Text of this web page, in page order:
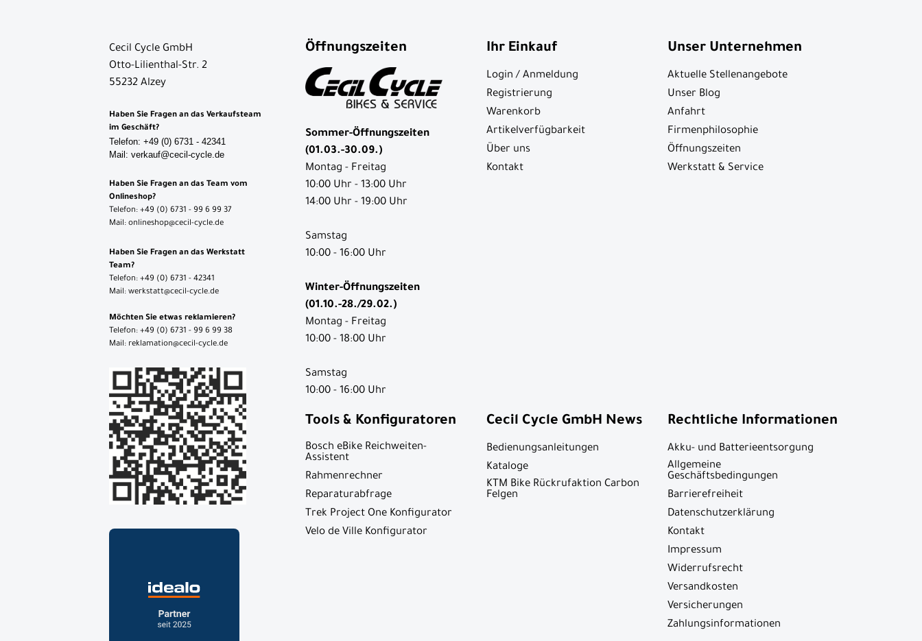
Cecil Cycle GmbH
Otto-Lilienthal-Str. 2
55232 Alzey
Haben Sie Fragen an das Verkaufsteam
im Geschäft?
Telefon: +49 (0) 6731 - 42341
Mail: verkauf@cecil-cycle.de
Haben Sie Fragen an das Team vom
Onlineshop?
Telefon: +49 (0) 6731 - 99 6 99 37
Mail: onlineshop@cecil-cycle.de
Haben Sie Fragen an das Werkstatt
Team?
Telefon: +49 (0) 6731 - 42341
Mail: werkstatt@cecil-cycle.de
Möchten Sie etwas reklamieren?
Telefon: +49 (0) 6731 - 99 6 99 38
Mail: reklamation@cecil-cycle.de
Öffnungszeiten
Sommer-Öffnungszeiten
(01.03.-30.09.)
Montag - Freitag
10:00 Uhr - 13:00 Uhr
14:00 Uhr - 19:00 Uhr
Samstag
10:00 - 16:00 Uhr
Winter-Öffnungszeiten
(01.10.-28./29.02.)
Montag - Freitag
10:00 - 18:00 Uhr
Samstag
10:00 - 16:00 Uhr
Ihr Einkauf
Login / Anmeldung
Registrierung
Warenkorb
Artikelverfügbarkeit
Über uns
Kontakt
Unser Unternehmen
Aktuelle Stellenangebote
Unser Blog
Anfahrt
Firmenphilosophie
Öffnungszeiten
Werkstatt & Service
Tools & Konfiguratoren
Bosch eBike Reichweiten-
Assistent
Rahmenrechner
Reparaturabfrage
Trek Project One Konfigurator
Velo de Ville Konfigurator
Cecil Cycle GmbH News
Bedienungsanleitungen
Kataloge
KTM Bike Rückrufaktion Carbon
Felgen
Rechtliche Informationen
Akku- und Batterieentsorgung
Allgemeine
Geschäftsbedingungen
Barrierefreiheit
Datenschutzerklärung
Kontakt
Impressum
Widerrufsrecht
Versandkosten
Versicherungen
Zahlungsinformationen